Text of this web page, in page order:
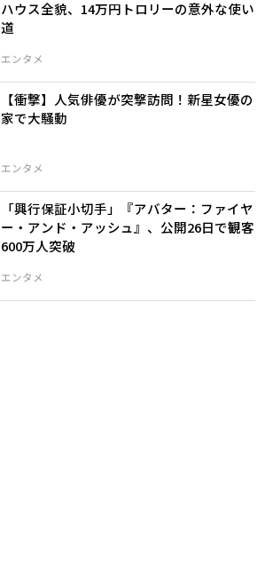
エンタメ
ハウス全貌、14万円トロリーの意外な使い
道
エンタメ
【衝撃】人気俳優が突撃訪問！新星女優の
家で大騒動
エンタメ
「興行保証小切手」『アバター：ファイヤ
ー・アンド・アッシュ』、公開26日で観客
600万人突破